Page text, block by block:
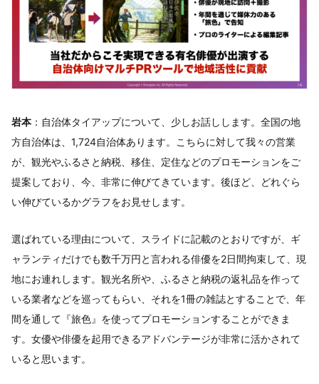
岩本 ：自治体タイアップについて、少しお話しします。全国の地
方自治体は、1,724自治体あります。こちらに対して我々の営業
が、観光やふるさと納税、移住、定住などのプロモーションをご
提案しており、今、非常に伸びてきています。後ほど、どれぐら
い伸びているかグラフをお見せします。
選ばれている理由について、スライドに記載のとおりですが、ギ
ャランティだけでも数千万円と言われる俳優を2日間拘束して、現
地にお連れします。観光名所や、ふるさと納税の返礼品を作って
いる業者などを巡ってもらい、それを1冊の雑誌とすることで、年
間を通して『旅色』を使ってプロモーションすることができま
す。女優や俳優を起用できるアドバンテージが非常に活かされて
いると思います。